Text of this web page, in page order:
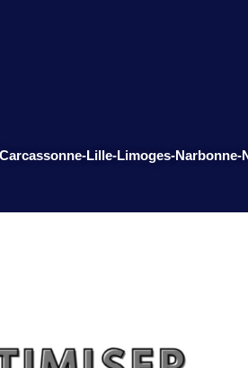
Carcassonne-Lille-Limoges-Narbonne-